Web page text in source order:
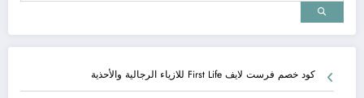
كود خصم فرست لايف First Life للازياء الرجالية والأحذية